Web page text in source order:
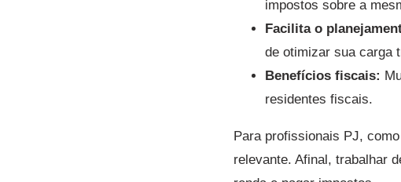
impostos sobre a
Facilita o
de otimizar sua carga
Benefícios fiscais:
residentes fiscais.
Para profissionais PJ,
relevante. Afinal, trabalhar